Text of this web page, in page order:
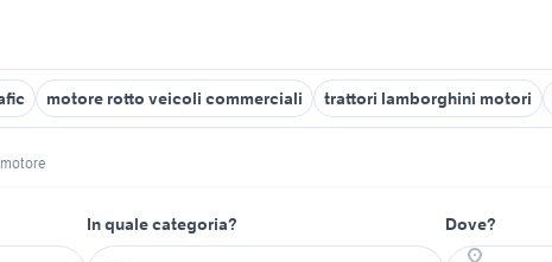
motore rotto veicoli commerciali trattori lamborghini motori
motore
In quale categoria? Dove?